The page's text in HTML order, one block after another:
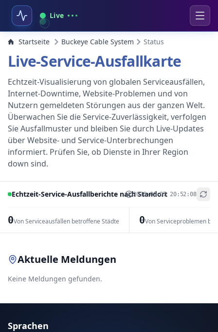
Live
Startseite Buckeye Cable System Status
Live-Service-Ausfallkarte
Echtzeit-Visualisierung von globalen Serviceausfällen,
Internet-Downtime, Website-Problemen und von
Nutzern gemeldeten Störungen aus der ganzen Welt.
Überwachen Sie die Service-Zuverlässigkeit, verfolgen
Sie Ausfallmuster und bleiben Sie durch Live-Updates
über Website- und Service-Unterbrechungen
informiert. Prüfen Sie, ob Dienste in Ihrer Region
down sind.
Echtzeit-Service-Ausfallberichte nach Standort
2026-08-07 20:52:08
0Von Serviceausfällen betroffene Städte 0Von Serviceproblemen
+
Aktuelle Meldungen
Keine Meldungen gefunden.
Sprachen